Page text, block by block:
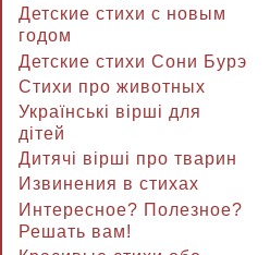
Детские стихи с новым
годом
Детские стихи Сони Бурэ
Стихи про животных
Українські вірші для
дітей
Дитячі вірші про тварин
Извинения в стихах
Интересное? Полезное?
Решать вам!